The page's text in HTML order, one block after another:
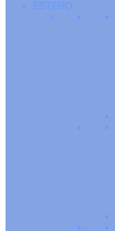
ESTERO